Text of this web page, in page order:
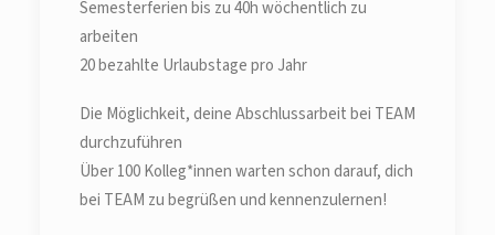
Semesterferien bis zu 40h wöchentlich zu
arbeiten
20 bezahlte Urlaubstage pro Jahr
Die Möglichkeit, deine Abschlussarbeit bei TEAM
durchzuführen
Über 100 Kolleg*innen warten schon darauf, dich
bei TEAM zu begrüßen und kennenzulernen!